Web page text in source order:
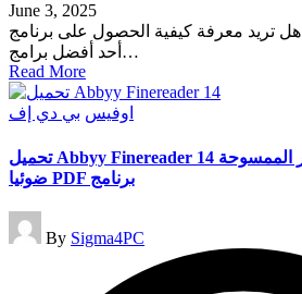
June 3, 2025
هل تريد معرفة كيفية الحصول على برنامج Nitro Pro 12 الذي يعد
أحد أفضل برامج…
Read More
Posted
اوفيس بي دي إف
تحميل Abbyy Finereader 14 مع الكراك تحويل الصور الممسوحة
ضوئيا PDF برنامج
Posted
by
By Sigma4PC